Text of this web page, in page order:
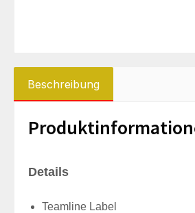
Beschreibung
Details
Teamline Label